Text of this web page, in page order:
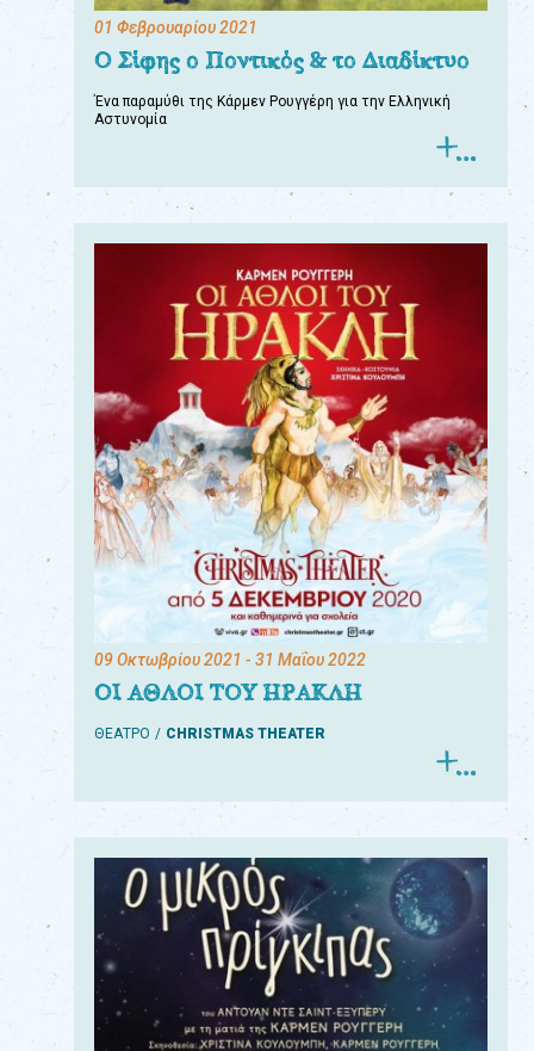
01 Φεβρουαρίου 2021
Ο Σίφης ο Ποντικός & το Διαδίκτυο
Ένα παραμύθι της Κάρμεν Ρουγγέρη για την Ελληνική
Αστυνομία
09 Οκτωβρίου 2021 - 31 Μαΐου 2022
ΟΙ ΑΘΛΟΙ ΤΟΥ ΗΡΑΚΛΗ
ΘΕΑΤΡΟ CHRISTMAS THEATER